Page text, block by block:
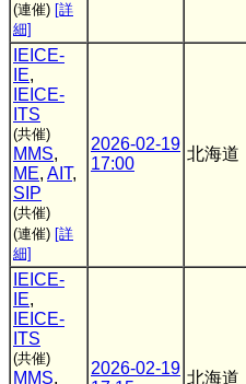
(連催) [詳
細]
IEICE-
IE,
IEICE-
ITS
(共催)
MMS,
ME, AIT,
SIP
(共催)
(連催) [詳
細]
2026-02-19
17:00
北海道
IEICE-
IE,
IEICE-
ITS
(共催)
MMS,
2026-02-19
北海道